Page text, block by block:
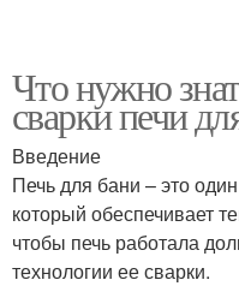
Что нужно
сварки печи
Введение
Печь для бани – это
который обеспечивает
чтобы печь работала
технологии ее сварки.